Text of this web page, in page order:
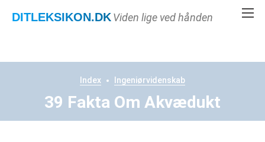
DITLEKSIKON.DKViden lige ved hånden
Index Ingeniørvidenskab
39 Fakta Om Akvædukt